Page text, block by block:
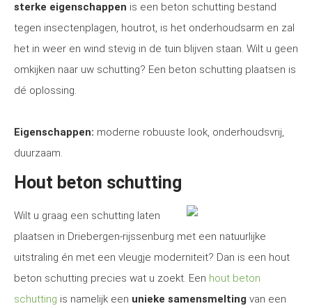
sterke eigenschappen is een beton schutting bestand
tegen insectenplagen, houtrot, is het onderhoudsarm en zal
het in weer en wind stevig in de tuin blijven staan. Wilt u geen
omkijken naar uw schutting? Een beton schutting plaatsen is
dé oplossing.
Eigenschappen: moderne robuuste look, onderhoudsvrij,
duurzaam.
Hout beton schutting
Wilt u graag een schutting laten
plaatsen in Driebergen-rijssenburg met een natuurlijke
uitstraling én met een vleugje moderniteit? Dan is een hout
beton schutting precies wat u zoekt. Een hout beton
schutting is namelijk een unieke samensmelting van een